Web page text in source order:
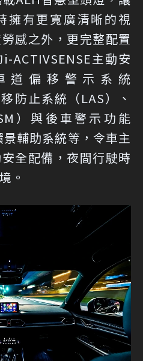
擁有更寬廣清晰的視
感之外，更完整配置
ACTIVSENSE主動安
道偏移警示系統
防止系統（LAS）、
）與後車警示功能
景輔助系統等，令車主
全配備，夜間行駛時
。